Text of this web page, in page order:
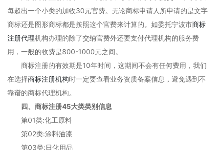
每超出一个小类的加收30元官费。无论商标申请人所申请的是文字
商标还是图形商标都是按照这个官费来计算的。如委托宁波市商标
注册代理机构办理的除了交纳官费外还要支付代理机构的服务费
用，一般的收费是800-1000元之间。
商标注册的有效期是10年时间，这期间不会有任何费用，我们
在选择商标注册机构时一定要查看业务资质备案信息，避免遇到不
靠谱的商标代理机构。
四、商标注册45大类类别信息
第01类:化工原料
第02类:涂料油漆
第03类:日化用品